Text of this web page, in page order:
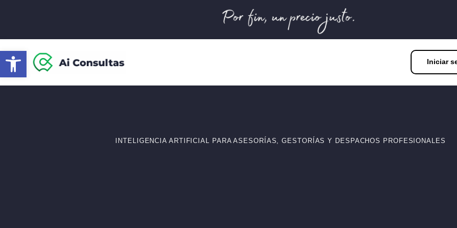
Iniciar
INTELIGENCIA ARTIFICIAL PARA ASESORÍAS, GESTORÍAS Y DESPACHOS PROFESIONALES
Abrir barra de herramientas